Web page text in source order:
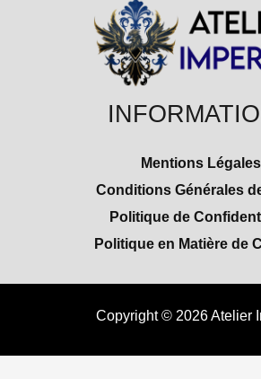
Mentions Légales
Conditions Générales
Politique de
Politique en Matière de
Copyright © 2026 Atelier